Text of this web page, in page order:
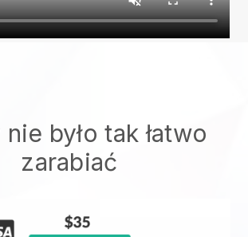
było tak łatwo
zarabiać